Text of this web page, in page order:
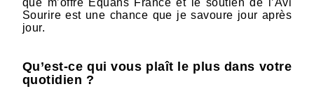
Sourire est une chance que je savoure jour après
jour.
Qu’est-ce qui vous plaît le plus dans votre
quotidien ?